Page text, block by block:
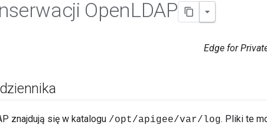
OpenLDAP
Edge for
znajdują się w katalogu /opt/apigee/var/log. Pliki te